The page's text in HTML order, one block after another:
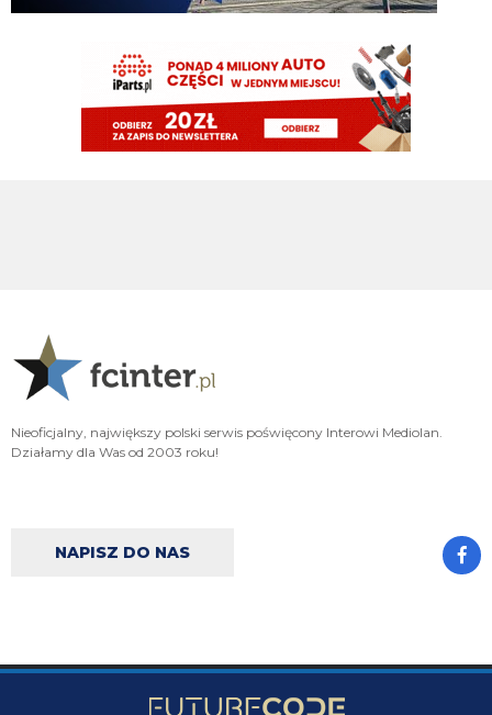
Jaworeq 06.08.2026 23:33
06.08.2026 23:14
Misterem X był Benjamin Pavard. Witamy w Interze!
FENDI_SOSA 06.08.2026 22:15
Ważniejsze mamy pozycje do obstawienia
FENDI_SOSA
06.08.2026 22:15
nie może
Nieoficjalny, największy polski serwis poświęcony Interowi Mediolan.
Działamy dla Was od 2003 roku!
NAPISZ DO NAS